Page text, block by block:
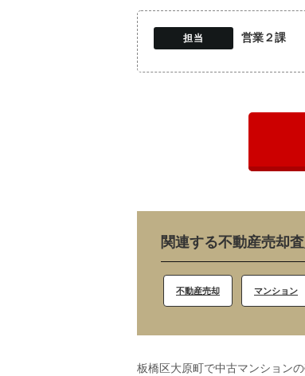
営業２課
関連する不動産売却
不動産売却 マンション
板橋区大原町で中古マンション